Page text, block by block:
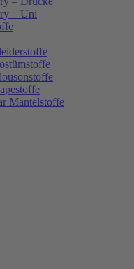
– Uni
Mantelstoffe